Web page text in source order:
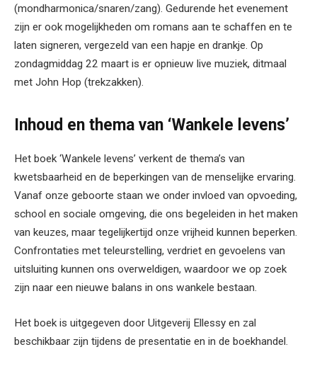
(mondharmonica/snaren/zang). Gedurende het evenement
zijn er ook mogelijkheden om romans aan te schaffen en te
laten signeren, vergezeld van een hapje en drankje. Op
zondagmiddag 22 maart is er opnieuw live muziek, ditmaal
met John Hop (trekzakken).
Inhoud en thema van ‘Wankele levens’
Het boek ‘Wankele levens’ verkent de thema’s van
kwetsbaarheid en de beperkingen van de menselijke ervaring.
Vanaf onze geboorte staan we onder invloed van opvoeding,
school en sociale omgeving, die ons begeleiden in het maken
van keuzes, maar tegelijkertijd onze vrijheid kunnen beperken.
Confrontaties met teleurstelling, verdriet en gevoelens van
uitsluiting kunnen ons overweldigen, waardoor we op zoek
zijn naar een nieuwe balans in ons wankele bestaan.
Het boek is uitgegeven door Uitgeverij Ellessy en zal
beschikbaar zijn tijdens de presentatie en in de boekhandel.